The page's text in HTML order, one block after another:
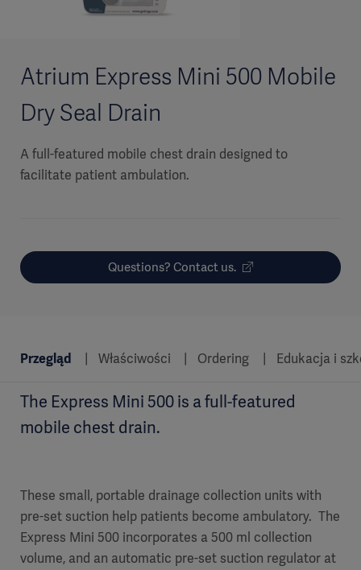
Atrium Express Mini 500 Mobile
Dry Seal Drain
A full-featured mobile chest drain designed to
facilitate patient ambulation.
Questions? Contact us.
Przegląd Właściwości Ordering Edukacja i
The Express Mini 500 is a full-featured
mobile chest drain.
These small, portable drainage collection units with
pre-set suction help patients become ambulatory. The
Express Mini 500 incorporates a 500 ml collection
volume, and an automatic pre-set suction regulator at